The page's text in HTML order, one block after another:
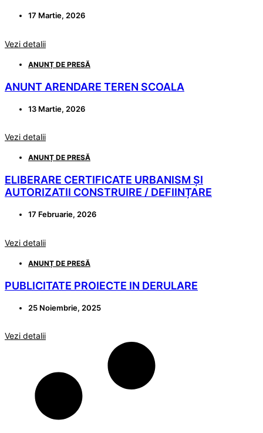
17 Martie, 2026
Vezi detalii
ANUNȚ DE PRESĂ
ANUNT ARENDARE TEREN SCOALA
13 Martie, 2026
Vezi detalii
ANUNȚ DE PRESĂ
ELIBERARE CERTIFICATE URBANISM ȘI
AUTORIZATII CONSTRUIRE / DEFIINȚARE
17 Februarie, 2026
Vezi detalii
ANUNȚ DE PRESĂ
PUBLICITATE PROIECTE IN DERULARE
25 Noiembrie, 2025
Vezi detalii